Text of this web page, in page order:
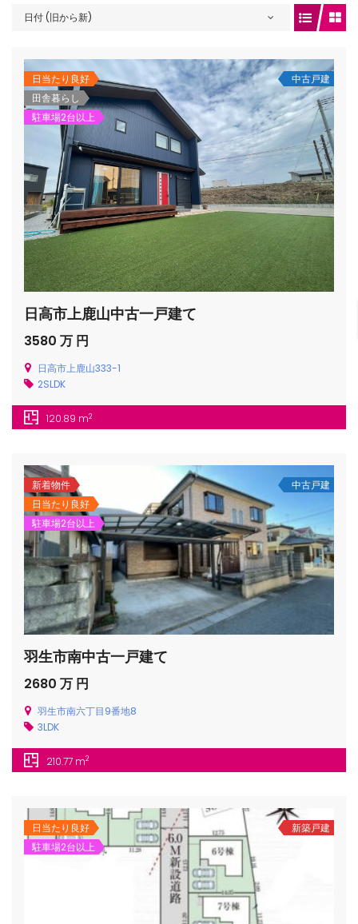
日付 (旧から新)
日当たり良好
田舎暮らし
駐車場2台以上
中古戸建
日高市上鹿山中古一戸建て
3580 万 円
日高市上鹿山333-1
2SLDK
120.89 m2
新着物件
日当たり良好
駐車場2台以上
中古戸建
羽生市南中古一戸建て
2680 万 円
羽生市南六丁目9番地8
3LDK
210.77 m2
日当たり良好
駐車場2台以上
新築戸建
top-
manager/wp-
top-
manager/wp-
top-